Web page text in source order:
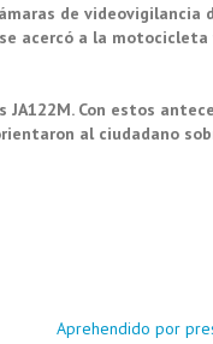
de videovigilancia
acercó a la
Con estos
al ciudadano
Aprehendido por